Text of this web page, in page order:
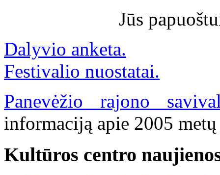
Jūs
Dalyvio anketa.
Festivalio nuostatai.
Panevėžio rajono
informaciją apie 2005
Kultūros centro